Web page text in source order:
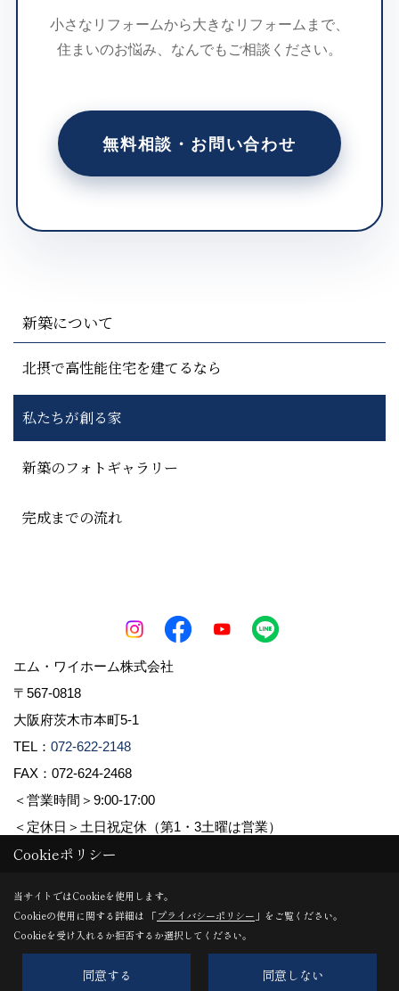
小さなリフォームから大きなリフォームまで、
住まいのお悩み、なんでもご相談ください。
無料相談・お問い合わせ
新築について
北摂で高性能住宅を建てるなら
私たちが創る家
新築のフォトギャラリー
完成までの流れ
エム・ワイホーム株式会社
〒567-0818
大阪府茨木市本町5-1
TEL： 072-622-2148
FAX：072-624-2468
＜営業時間＞9:00-17:00
＜定休日＞土日祝定休（第1・3土曜は営業）
Copyright (c) pacube publishing Co.,LTD. All Rights Reserved.
Produced byゴデスクリエイト
Cookieポリシー
当サイトではCookieを使用します。
Cookieの使用に関する詳細は 「プライバシーポリシー 」をご覧ください。
Cookieを受け入れるか拒否するか選択してください。
同意する 同意しない